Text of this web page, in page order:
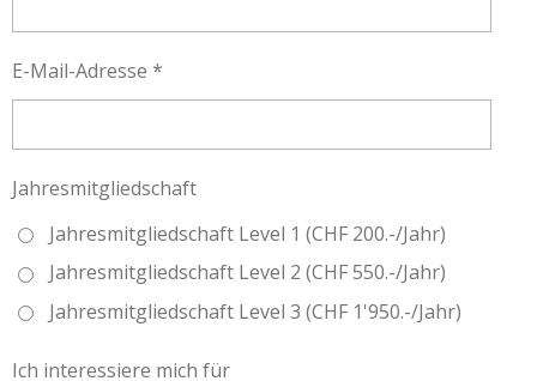
E-Mail-Adresse *
Jahresmitgliedschaft
Jahresmitgliedschaft Level 1 (CHF 200.-/Jahr)
Jahresmitgliedschaft Level 2 (CHF 550.-/Jahr)
Jahresmitgliedschaft Level 3 (CHF 1'950.-/Jahr)
Ich interessiere mich für